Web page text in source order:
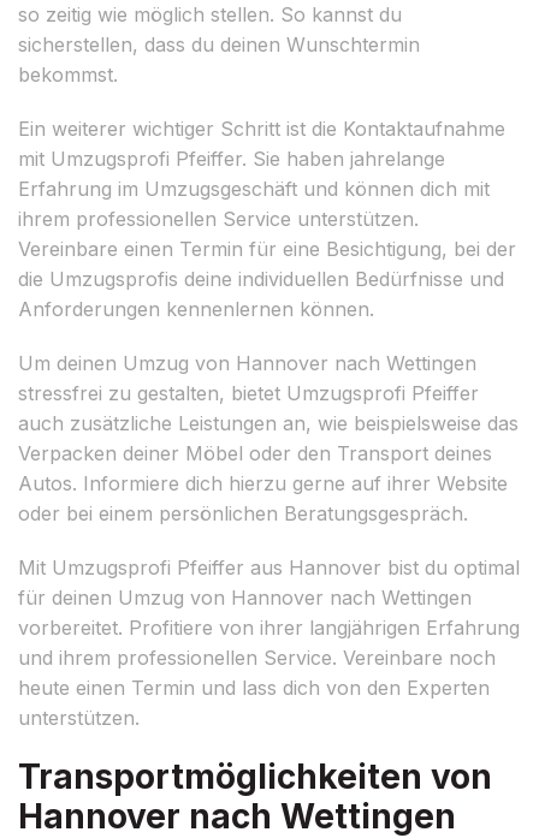
so zeitig wie möglich stellen. So kannst du
sicherstellen, dass du deinen Wunschtermin
bekommst.
Ein weiterer wichtiger Schritt ist die Kontaktaufnahme
mit Umzugsprofi Pfeiffer. Sie haben jahrelange
Erfahrung im Umzugsgeschäft und können dich mit
ihrem professionellen Service unterstützen.
Vereinbare einen Termin für eine Besichtigung, bei der
die Umzugsprofis deine individuellen Bedürfnisse und
Anforderungen kennenlernen können.
Um deinen Umzug von Hannover nach Wettingen
stressfrei zu gestalten, bietet Umzugsprofi Pfeiffer
auch zusätzliche Leistungen an, wie beispielsweise das
Verpacken deiner Möbel oder den Transport deines
Autos. Informiere dich hierzu gerne auf ihrer Website
oder bei einem persönlichen Beratungsgespräch.
Mit Umzugsprofi Pfeiffer aus Hannover bist du optimal
für deinen Umzug von Hannover nach Wettingen
vorbereitet. Profitiere von ihrer langjährigen Erfahrung
und ihrem professionellen Service. Vereinbare noch
heute einen Termin und lass dich von den Experten
unterstützen.
Transportmöglichkeiten von
Hannover nach Wettingen